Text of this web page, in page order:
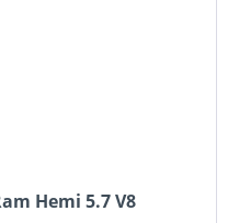
Hemi 5.7 V8